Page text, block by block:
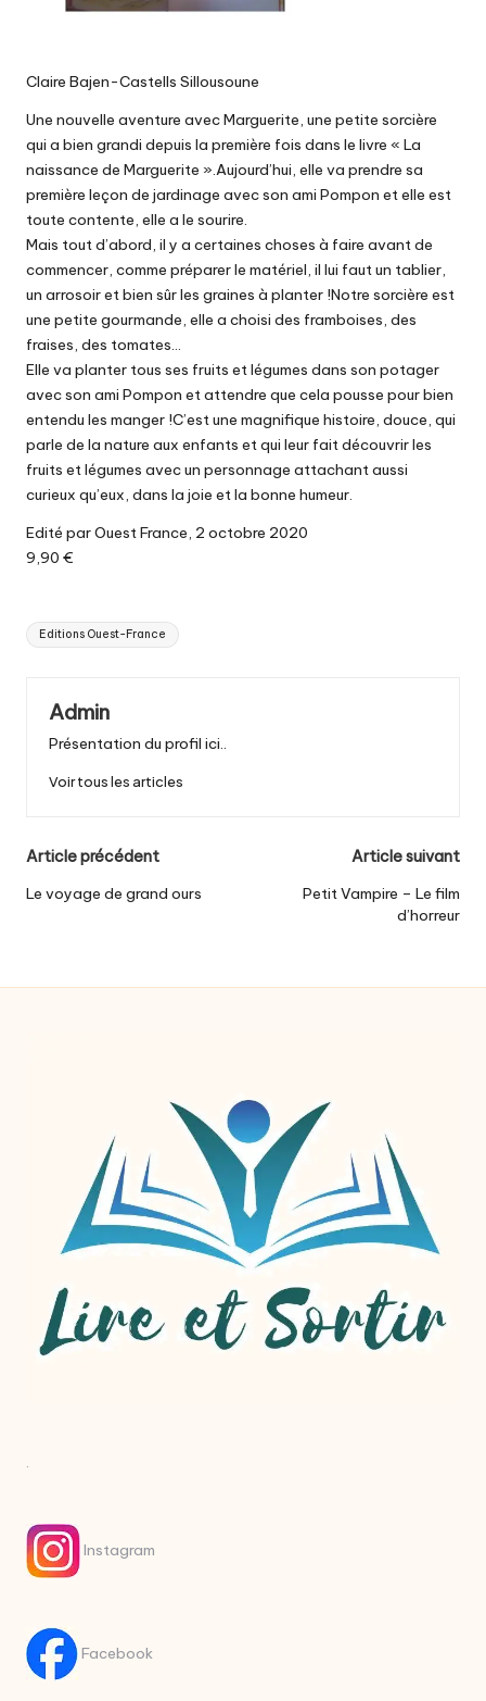
Claire Bajen-Castells Sillousoune
Une nouvelle aventure avec Marguerite, une petite sorcière
qui a bien grandi depuis la première fois dans le livre « La
naissance de Marguerite ».Aujourd’hui, elle va prendre sa
première leçon de jardinage avec son ami Pompon et elle est
toute contente, elle a le sourire.
Mais tout d’abord, il y a certaines choses à faire avant de
commencer, comme préparer le matériel, il lui faut un tablier,
un arrosoir et bien sûr les graines à planter !Notre sorcière est
une petite gourmande, elle a choisi des framboises, des
fraises, des tomates…
Elle va planter tous ses fruits et légumes dans son potager
avec son ami Pompon et attendre que cela pousse pour bien
entendu les manger !C’est une magnifique histoire, douce, qui
parle de la nature aux enfants et qui leur fait découvrir les
fruits et légumes avec un personnage attachant aussi
curieux qu’eux, dans la joie et la bonne humeur.
Edité par Ouest France, 2 octobre 2020
9,90 €
Tags:
Editions Ouest-France
Admin
Présentation du profil ici..
Voir tous les articles
Post
navigation
Article précédent
Le voyage de grand ours
Article suivant
Petit Vampire – Le film
d’horreur
.
Instagram
Facebook